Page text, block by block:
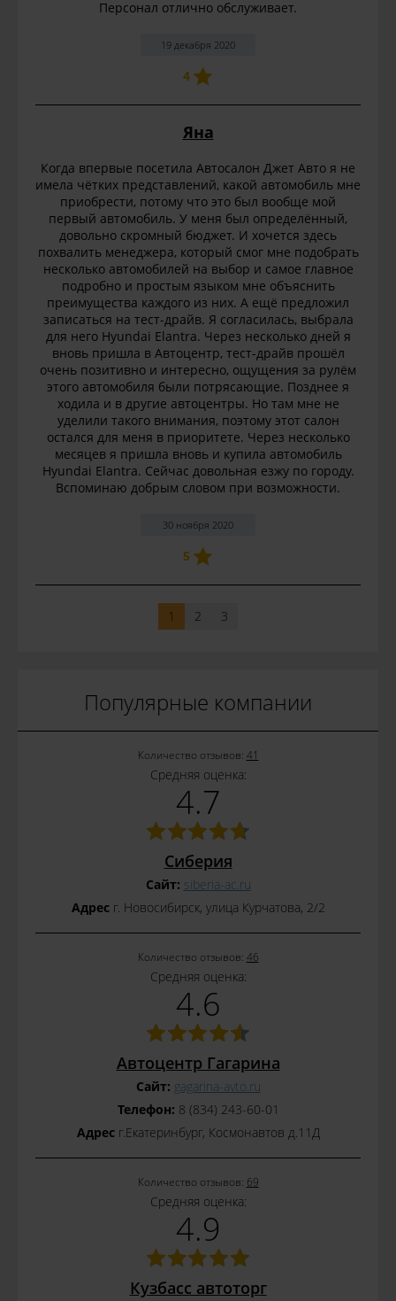
Персонал отлично обслуживает.
19 декабря 2020
4
Яна
Когда впервые посетила Автосалон Джет Авто я не
имела чётких представлений, какой автомобиль мне
приобрести, потому что это был вообще мой
первый автомобиль. У меня был определённый,
довольно скромный бюджет. И хочется здесь
похвалить менеджера, который смог мне подобрать
несколько автомобилей на выбор и самое главное
подробно и простым языком мне объяснить
преимущества каждого из них. А ещё предложил
записаться на тест-драйв. Я согласилась, выбрала
для него Hyundai Elantra. Через несколько дней я
вновь пришла в Автоцентр, тест-драйв прошёл
очень позитивно и интересно, ощущения за рулём
этого автомобиля были потрясающие. Позднее я
ходила и в другие автоцентры. Но там мне не
уделили такого внимания, поэтому этот салон
остался для меня в приоритете. Через несколько
месяцев я пришла вновь и купила автомобиль
Hyundai Elantra. Сейчас довольная езжу по городу.
Вспоминаю добрым словом при возможности.
30 ноября 2020
5
1 2 3
Популярные компании
Количество отзывов: 41
Средняя оценка:
4.7
Сиберия
Сайт: siberia-ac.ru
Адресг. Новосибирск, улица Курчатова, 2/2
Количество отзывов: 46
Средняя оценка:
4.6
Автоцентр Гагарина
Сайт: gagarina-avto.ru
Телефон: 8 (834) 243-60-01
Адресг.Екатеринбург, Космонавтов д.11Д
Количество отзывов: 69
Средняя оценка:
4.9
Кузбасс автоторг